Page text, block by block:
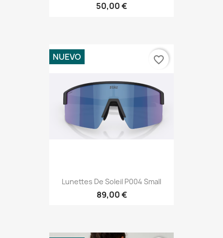
50,00 €
Lunettes De Soleil P004 Small
89,00 €
NUEVO favorite_border